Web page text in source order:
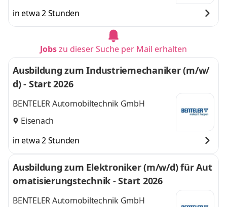
in etwa 2 Stunden
Jobszu dieser Suche per Mail erhalten
Ausbildung zum Industriemechaniker (m/w/
d) - Start 2026
BENTELER Automobiltechnik GmbH
Eisenach
in etwa 2 Stunden
Ausbildung zum Elektroniker (m/w/d) für Aut
omatisierungstechnik - Start 2026
BENTELER Automobiltechnik GmbH